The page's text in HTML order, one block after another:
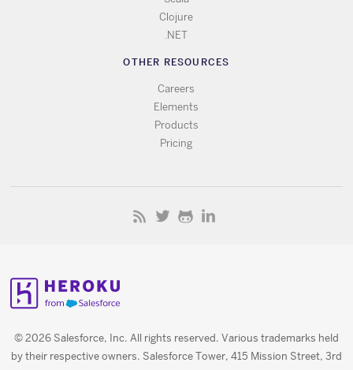
Clojure
.NET
OTHER RESOURCES
Careers
Elements
Products
Pricing
© 2026 Salesforce, Inc. All rights reserved. Various trademarks held
by their respective owners. Salesforce Tower, 415 Mission Street, 3rd